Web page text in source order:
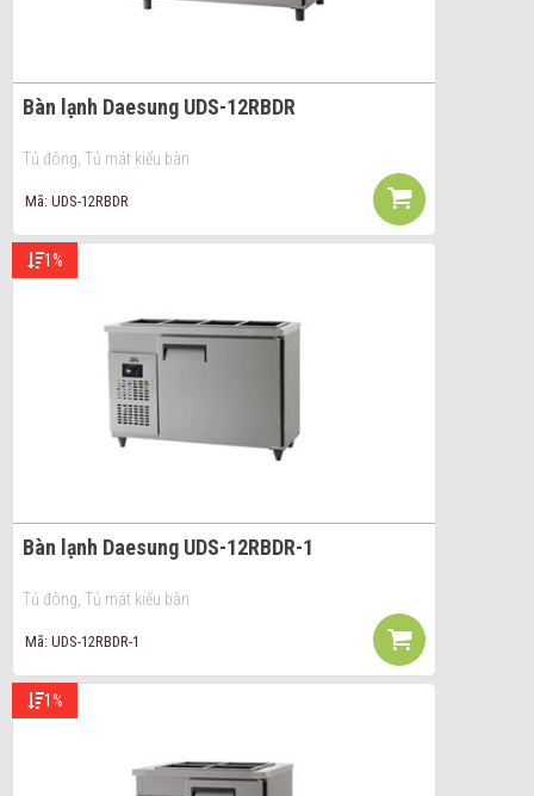
Bàn lạnh Daesung UDS-12RBDR
Tủ đông, Tủ mát kiểu bàn
Mã: UDS-12RBDR
1%
Bàn lạnh Daesung UDS-12RBDR-1
Tủ đông, Tủ mát kiểu bàn
Mã: UDS-12RBDR-1
1%